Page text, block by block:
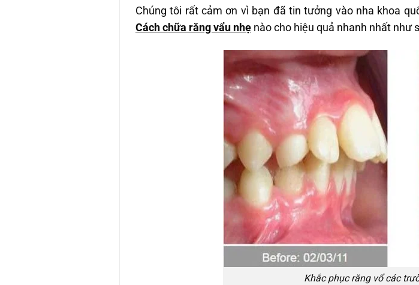
Chúng tôi rất cảm ơn vì bạn đã tin tưởng vào nha khoa
Cách chữa răng vẩu nhẹnào cho hiệu quả nhanh nhất như
Khắc phục răng vổ các